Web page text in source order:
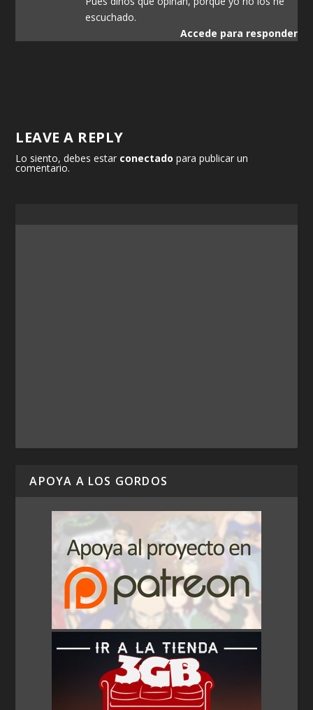
escuchado.
Accede para responder
LEAVE A REPLY
Lo siento, debes estar conectado para publicar un
comentario.
APOYA A LOS GORDOS